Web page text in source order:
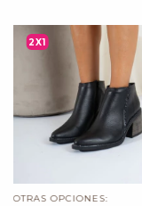
2X1
OTRAS OPCIONES: